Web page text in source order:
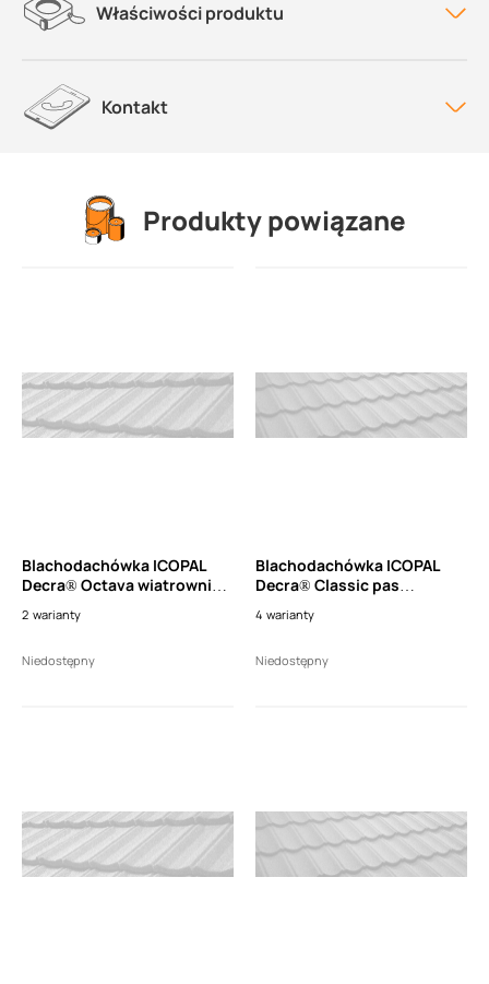
Właściwości produktu
Kontakt
Produkty powiązane
Blachodachówka ICOPAL
Decra® Octava wiatrownica
(dł. 1110mm)
2 warianty
Niedostępny
Blachodachówka ICOPAL
Decra® Classic pas
1150mm)
4 warianty
Niedostępny